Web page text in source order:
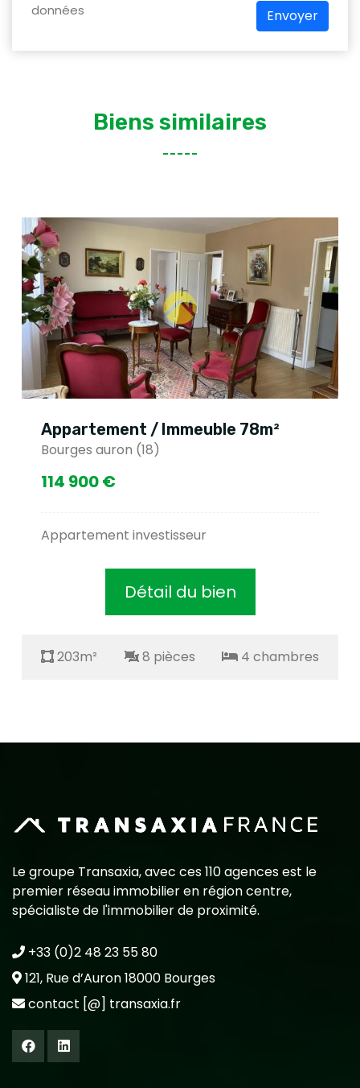
données
Envoyer
Biens similaires
Appartement / Immeuble 78m²
Bourges auron (18)
114 900 €
Appartement investisseur
Détail du bien
203m² 8 pièces 4 chambres
Le groupe Transaxia, avec ces 110 agences est le
premier réseau immobilier en région centre,
spécialiste de l'immobilier de proximité.
+33 (0)2 48 23 55 80
121, Rue d’Auron 18000 Bourges
contact [@] transaxia.fr